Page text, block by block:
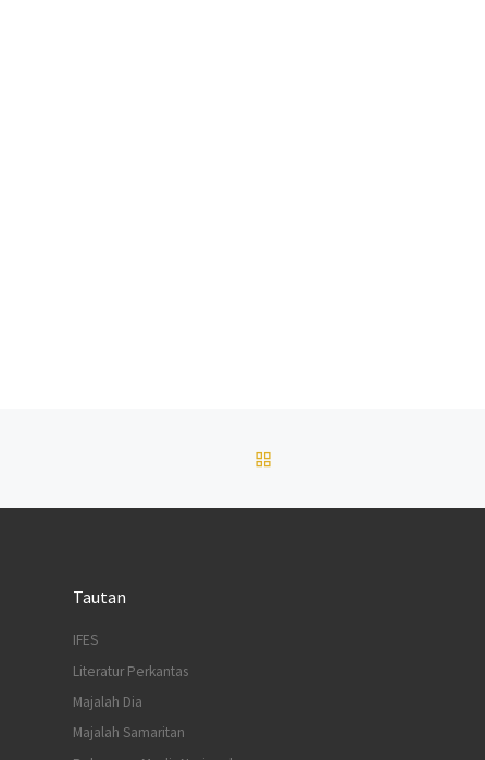
Tautan
IFES
Literatur Perkantas
Majalah Dia
Majalah Samaritan